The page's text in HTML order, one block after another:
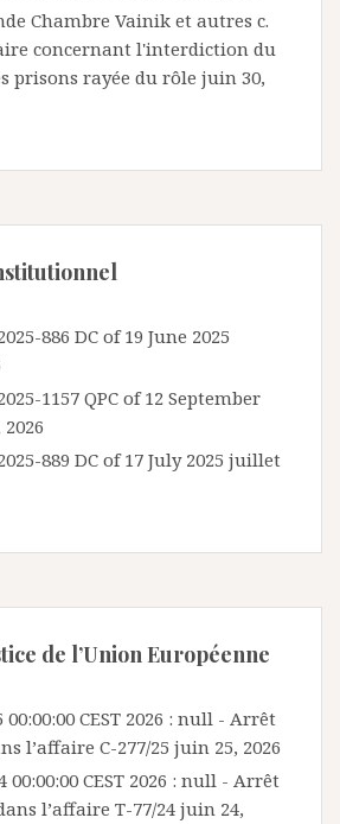
Chambre Vainik et autres c.
concernant l'interdiction du
prisons rayée du rôle juin 30,
886 DC of 19 June 2025
1157 QPC of 12 September
889 DC of 17 July 2025 juillet
de l’Union Européenne
00:00:00 CEST 2026 : null - Arrêt
l’affaire C-277/25 juin 25, 2026
00:00:00 CEST 2026 : null - Arrêt
l’affaire T-77/24juin 24,